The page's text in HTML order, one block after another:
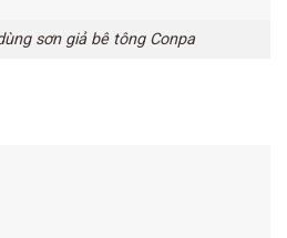
sơn giả bê tông Conpa